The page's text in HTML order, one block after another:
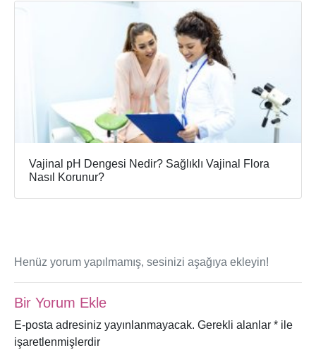
Vajinal pH Dengesi Nedir? Sağlıklı Vajinal Flora
Nasıl Korunur?
Henüz yorum yapılmamış, sesinizi aşağıya ekleyin!
Bir Yorum Ekle
E-posta adresiniz yayınlanmayacak. Gerekli alanlar * ile
işaretlenmişlerdir